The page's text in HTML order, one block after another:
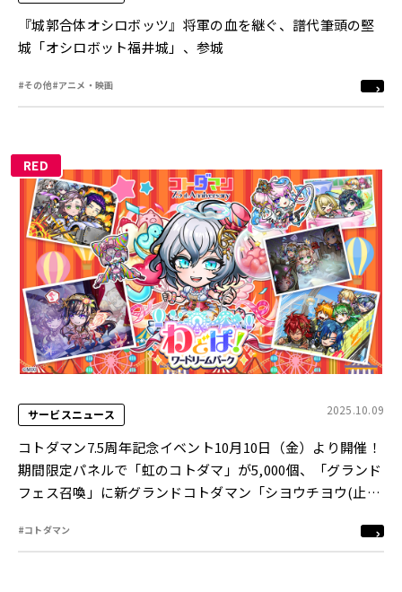
『城郭合体オシロボッツ』将軍の血を継ぐ、譜代筆頭の堅
城「オシロボット福井城」、参城
#その他#アニメ・映画
RED
サービスニュース 2025.10.09
コトダマン7.5周年記念イベント10月10日（金）より開催！
期間限定パネルで「虹のコトダマ」が5,000個、「グランド
フェス召喚」に新グランドコトダマン「シヨウチヨウ(止揚
WEB CMも公開！
#コトダマン